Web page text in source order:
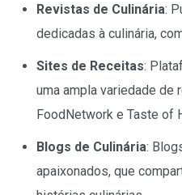
Revistas de Culinária:
dedicadas à culinária,
Sites de Receitas:
uma ampla variedade de
FoodNetwork e Taste of
Blogs de Culinária:
apaixonados, que